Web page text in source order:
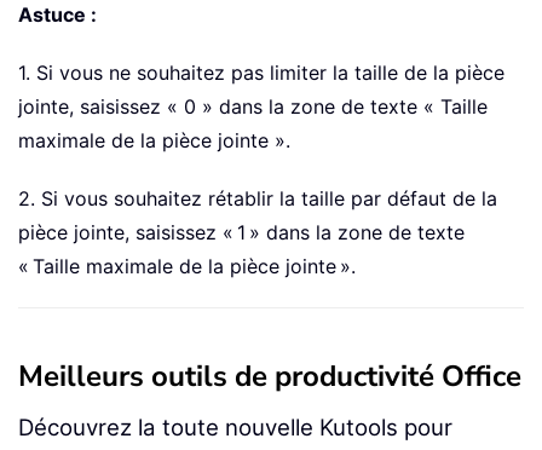
Astuce :
1. Si vous ne souhaitez pas limiter la taille de la pièce
jointe, saisissez « 0 » dans la zone de texte « Taille
maximale de la pièce jointe ».
2. Si vous souhaitez rétablir la taille par défaut de la
pièce jointe, saisissez « 1 » dans la zone de texte
« Taille maximale de la pièce jointe ».
Meilleurs outils de productivité Office
Découvrez la toute nouvelle Kutools pour